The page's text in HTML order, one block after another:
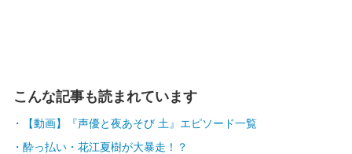
こんな記事も読まれています
【動画】『声優と夜あそび 土』エピソード一覧
酔っ払い・花江夏樹が大暴走！？